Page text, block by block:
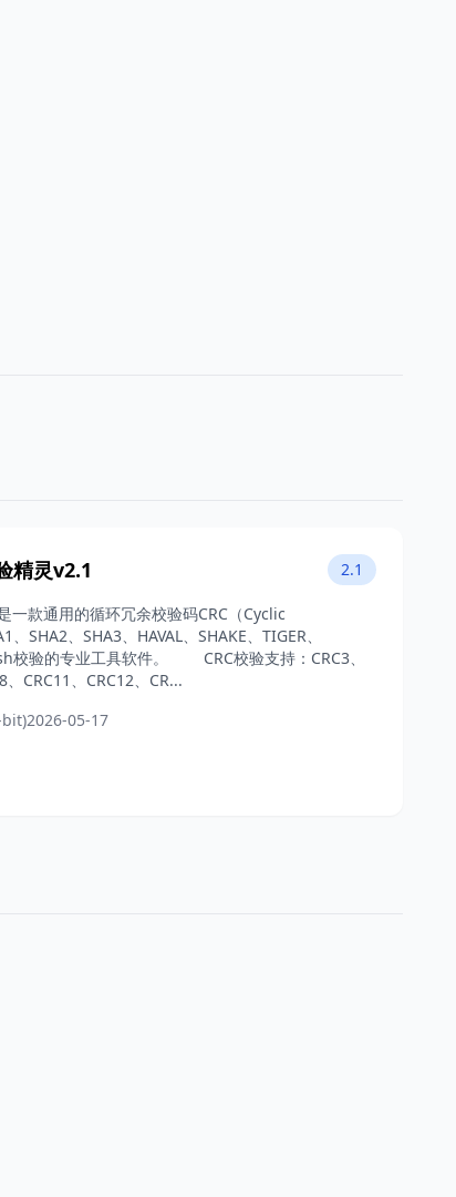
精灵v2.1 2.1
款通用的循环冗余校验码CRC（Cyclic
SHA2、SHA3、HAVAL、SHAKE、TIGER、
校验的专业工具软件。 CRC校验支持：CRC3、
、CRC11、CRC12、CR...
bit)2026-05-17